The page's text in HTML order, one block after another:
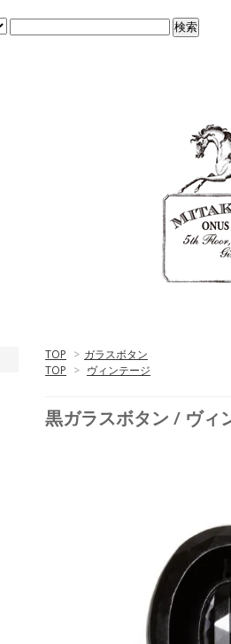
TOP > ガラスボタン
TOP > ヴィンテージ
黒ガラスボタン / ヴィ